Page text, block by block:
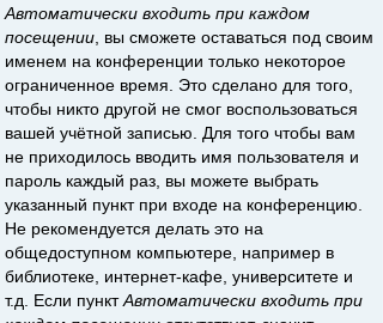
Автоматически входить при каждом
посещении , вы сможете оставаться под своим
именем на конференции только некоторое
ограниченное время. Это сделано для того,
чтобы никто другой не смог воспользоваться
вашей учётной записью. Для того чтобы вам
не приходилось вводить имя пользователя и
пароль каждый раз, вы можете выбрать
указанный пункт при входе на конференцию.
Не рекомендуется делать это на
общедоступном компьютере, например в
библиотеке, интернет-кафе, университете и
т.д. Если пунктАвтоматически входить при